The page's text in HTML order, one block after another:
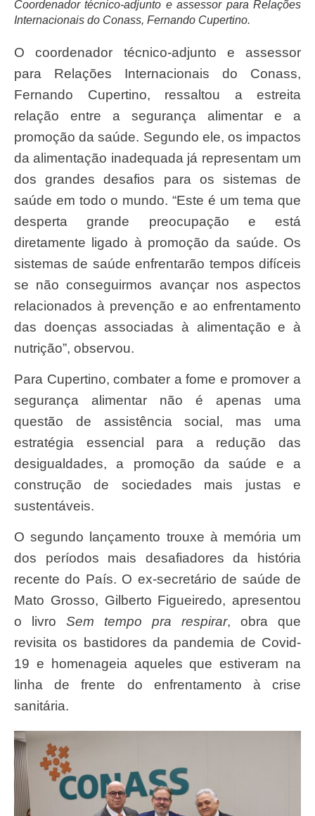
Coordenador técnico-adjunto e assessor para Relações
Internacionais do Conass, Fernando Cupertino.
O coordenador técnico-adjunto e assessor
para Relações Internacionais do Conass,
Fernando Cupertino, ressaltou a estreita
relação entre a segurança alimentar e a
promoção da saúde. Segundo ele, os impactos
da alimentação inadequada já representam um
dos grandes desafios para os sistemas de
saúde em todo o mundo. “Este é um tema que
desperta grande preocupação e está
diretamente ligado à promoção da saúde. Os
sistemas de saúde enfrentarão tempos difíceis
se não conseguirmos avançar nos aspectos
relacionados à prevenção e ao enfrentamento
das doenças associadas à alimentação e à
nutrição”, observou.
Para Cupertino, combater a fome e promover a
segurança alimentar não é apenas uma
questão de assistência social, mas uma
estratégia essencial para a redução das
desigualdades, a promoção da saúde e a
construção de sociedades mais justas e
sustentáveis.
O segundo lançamento trouxe à memória um
dos períodos mais desafiadores da história
recente do País. O ex-secretário de saúde de
Mato Grosso, Gilberto Figueiredo, apresentou
o livro Sem tempo pra respirar, obra que
revisita os bastidores da pandemia de Covid-
19 e homenageia aqueles que estiveram na
linha de frente do enfrentamento à crise
sanitária.